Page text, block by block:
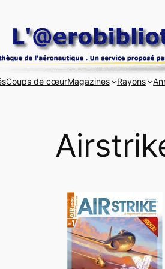
Coups de cœurMagazines Rayons